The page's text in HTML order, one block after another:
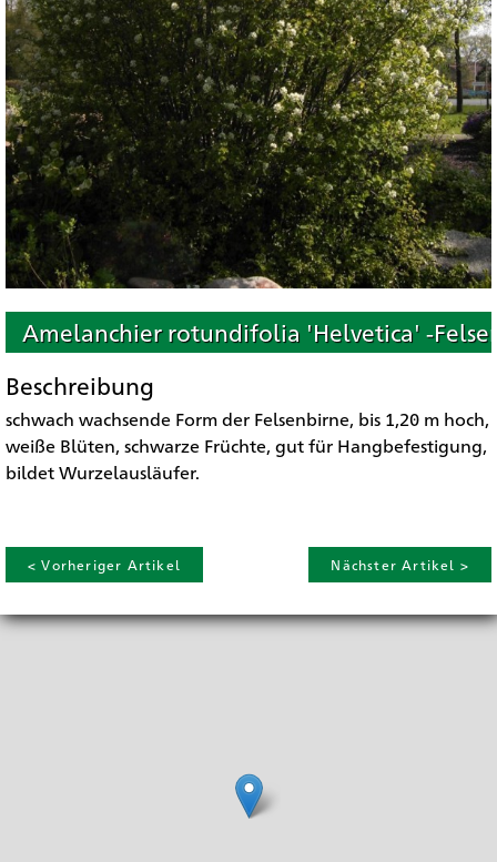
Amelanchier rotundifolia 'Helvetica' -
Beschreibung
schwach wachsende Form der Felsenbirne, bis 1,20 m hoch,
weiße Blüten, schwarze Früchte, gut für Hangbefestigung,
bildet Wurzelausläufer.
< Vorheriger Artikel Nächster Artikel >